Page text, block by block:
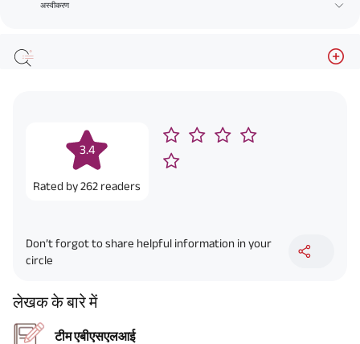
अस्वीकरण
3.4
Rated by262 readers
Don’t forgot to share helpful information in your
circle
लेखक के बारे में
टीम एबीएसएलआई